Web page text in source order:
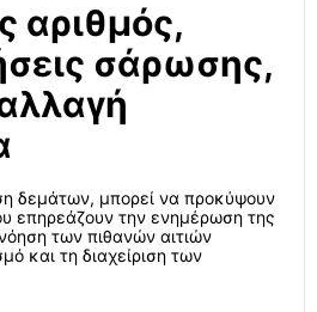
αριθμός,
σάρωσης,
δεμάτων, μπορεί να προκύψουν
επηρεάζουν την ενημέρωση της
των πιθανών αιτιών
και τη διαχείριση των